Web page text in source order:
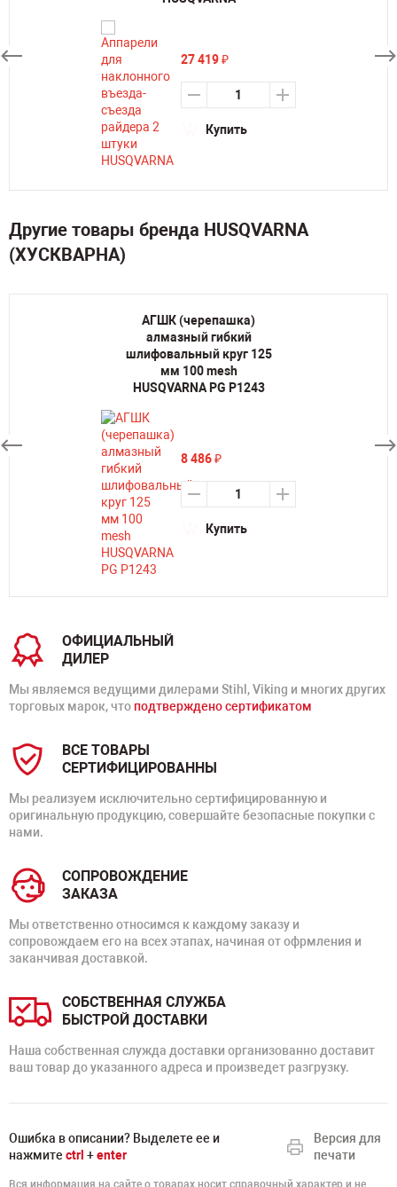
27 419₽
Купить
Другие товары бренда HUSQVARNA
(ХУСКВАРНА)
АГШК (черепашка)
алмазный гибкий
шлифовальный круг 125
мм 100 mesh
HUSQVARNA PG P1243
8 486₽
Купить
ОФИЦИАЛЬНЫЙ
ДИЛЕР
Мы являемся ведущими дилерами Stihl, Viking и многих других
торговых марок, что подтверждено сертификатом
ВСЕ ТОВАРЫ
СЕРТИФИЦИРОВАННЫ
Мы реализуем исключительно сертифицированную и
оригинальную продукцию, совершайте безопасные покупки с
нами.
СОПРОВОЖДЕНИЕ
ЗАКАЗА
Мы ответственно относимся к каждому заказу и
сопровождаем его на всех этапах, начиная от офрмления и
заканчивая доставкой.
СОБСТВЕННАЯ СЛУЖБА
БЫСТРОЙ ДОСТАВКИ
Наша собственная служда доставки организованно доставит
ваш товар до указанного адреса и произведет разгрузку.
Ошибка в описании? Выделете ее и
нажмите ctrl +enter
Версия для
печати
Вся информация на сайте о товарах носит справочный характер и не